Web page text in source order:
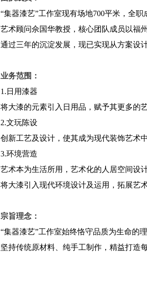
“集器漆艺”工作室现有场地700平米，全职
艺术顾问佘国华教授，核心团队成员以福
通过三年的沉淀发展，现已实现从方案设
业务范围：
1. 日用漆器
将大漆的元素引入日用品，赋予其更多的
2.文玩陈设
创新工艺及设计，使其成为现代装饰艺术
3.环境营造
艺术本为生活所用，艺术化的人居空间设
将大漆引入现代环境设计及运用，拓展艺
宗旨理念：
“集器漆艺”工作室始终恪守品质为生命的理
坚持传统原材料、纯手工制作，精益打造